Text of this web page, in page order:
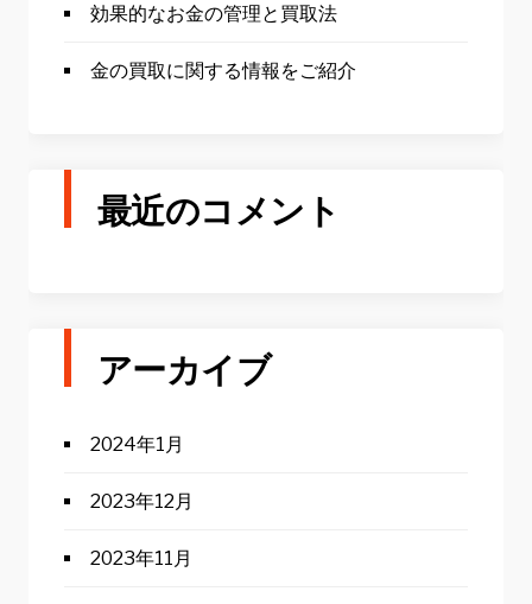
効果的なお金の管理と買取法
金の買取に関する情報をご紹介
最近のコメント
アーカイブ
2024年1月
2023年12月
2023年11月